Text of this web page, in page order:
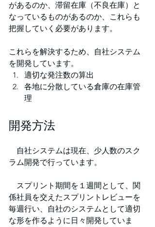
があるのか、滞留在庫（不良在庫）と
なっているものがあるのか、これらも
把握していく必要があります。
これらを解決するため、自社システム
を開発しています。
適切な発注数の算出
各地に分散している倉庫の在庫管
理
開発方法
自社システムは現在、少人数のスク
ラム開発で行っています。
スプリント期間を１週間として、関
係社員を交えたスプリントレビューを
毎週行い、自社のシステムとして適切
な形を作るように日々開発していま